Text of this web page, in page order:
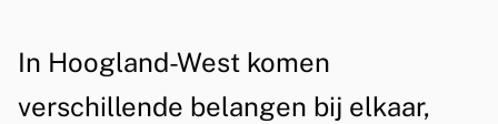
p
AIn Hoogland-West komen
verschillende belangen bij elkaar,